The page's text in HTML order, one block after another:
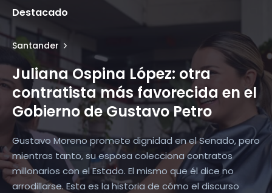
Destacado
Santander
Juliana Ospina López: otra
contratista más favorecida en el
Gobierno de Gustavo Petro
Gustavo Moreno promete dignidad en el Senado, pero
mientras tanto, su esposa colecciona contratos
millonarios con el Estado. El mismo que él dice no
arrodillarse. Esta es la historia de cómo el discurso